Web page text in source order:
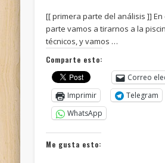
[[ primera parte del análisis ]]
parte vamos a tirarnos a la
técnicos, y vamos …
Comparte esto:
Correo
Imprimir
Telegram
WhatsApp
Me gusta esto: